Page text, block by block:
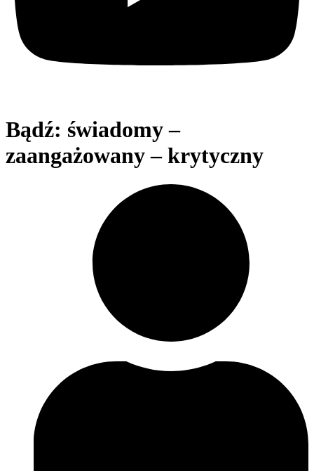
Bądź: świadomy –
zaangażowany – krytyczny